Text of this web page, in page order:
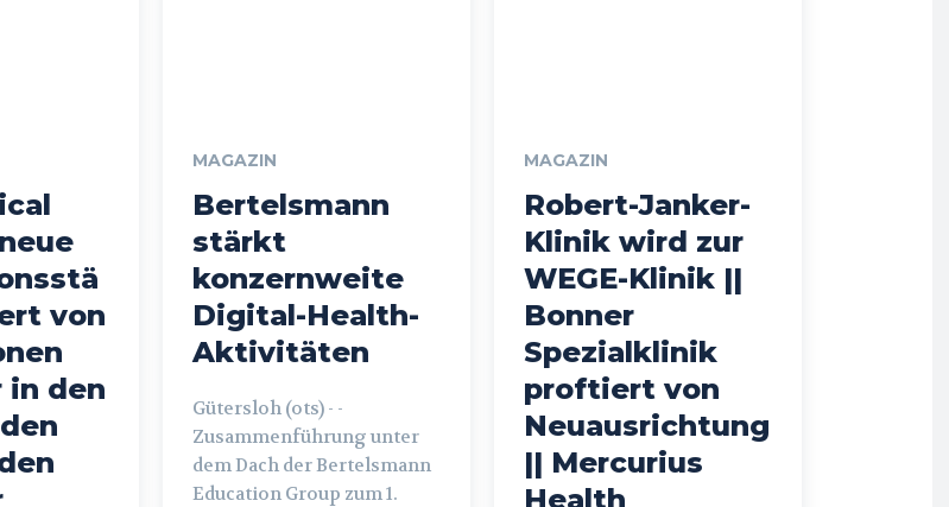
von
in den
MAGAZIN
Bertelsmann
stärkt
konzernweite
Digital-Health-
Aktivitäten
Gütersloh (ots) - -
Zusammenführung unter
dem Dach der Bertelsmann
Education Group zum 1.
MAGAZIN
Robert-Janker-
Klinik wird zur
WEGE-Klinik ||
Bonner
Spezialklinik
proftiert von
Neuausrichtung
|| Mercurius
Health